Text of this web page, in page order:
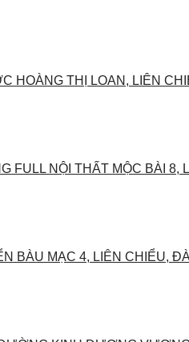
HOÀNG THỊ LOAN, LIÊN
FULL NỘI THẤT MỘC BÀI
BÀU MẠC 4, LIÊN CHIỂU,